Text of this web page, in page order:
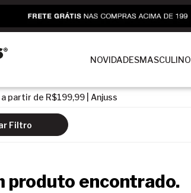
NOVIDADESMASCULINO
partir de R$199,99 | Anjuss
Filtro
produto encontrado.